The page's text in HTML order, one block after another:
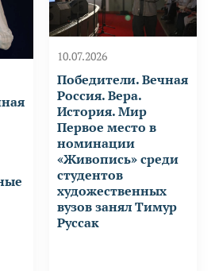
10.07.2026
Победители. Вечная
Россия. Вера.
История. Мир
Первое место в
номинации
«Живопись» среди
студентов
художественных
вузов занял Тимур
Руссак